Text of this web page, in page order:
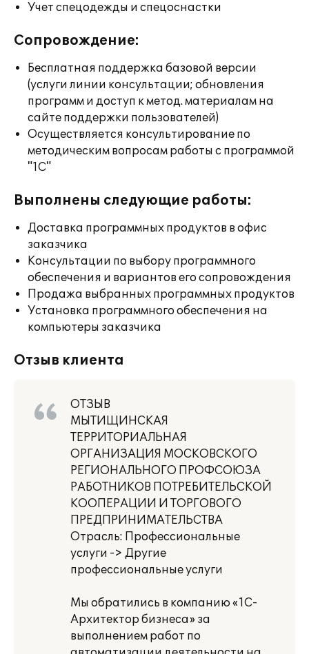
Учет спецодежды и спецоснастки
Сопровождение:
Бесплатная поддержка базовой версии
(услуги линии консультации; обновления
программ и доступ к метод. материалам на
сайте поддержки пользователей)
Осуществляется консультирование по
методическим вопросам работы с программой
"1С"
Выполнены следующие работы:
Доставка программных продуктов в офис
заказчика
Консультации по выбору программного
обеспечения и вариантов его сопровождения
Продажа выбранных программных продуктов
Установка программного обеспечения на
компьютеры заказчика
Отзыв клиента
ОТЗЫВ
МЫТИЩИНСКАЯ
ТЕРРИТОРИАЛЬНАЯ
ОРГАНИЗАЦИЯ МОСКОВСКОГО
РЕГИОНАЛЬНОГО ПРОФСОЮЗА
РАБОТНИКОВ ПОТРЕБИТЕЛЬСКОЙ
КООПЕРАЦИИ И ТОРГОВОГО
ПРЕДПРИНИМАТЕЛЬСТВА
Отрасль: Профессиональные
услуги -> Другие
профессиональные услуги
Мы обратились в компанию «1С-
Архитектор бизнеса» за
выполнением работ по